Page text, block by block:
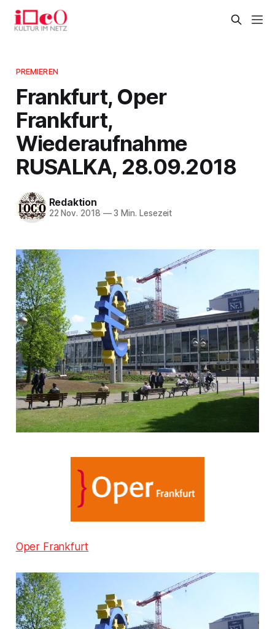
PREMIEREN
Frankfurt, Oper
Frankfurt,
Wiederaufnahme
RUSALKA, 28.09.2018
Redaktion
22 Nov. 2018 —3 Min. Lesezeit
Oper Frankfurt